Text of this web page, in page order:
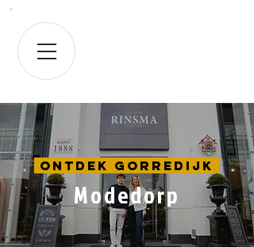
Ontdek Gorredijk
Modedorp